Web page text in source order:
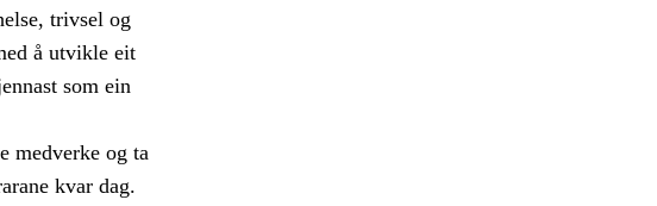
trivsel og
å utvikle eit
som ein
medverke og ta
kvar dag.